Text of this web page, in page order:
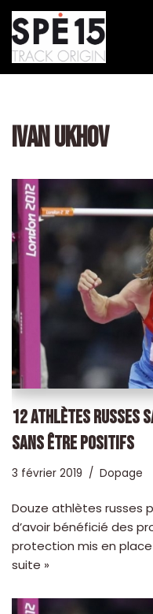
Aller
au
IVAN UKHOV
12 ATHLÈTES RUSSES
SANS ÊTRE POSITIFS
3 février 2019 Dopage
Douze athlètes russes
d’avoir bénéficié des
protection mis en place
suite »